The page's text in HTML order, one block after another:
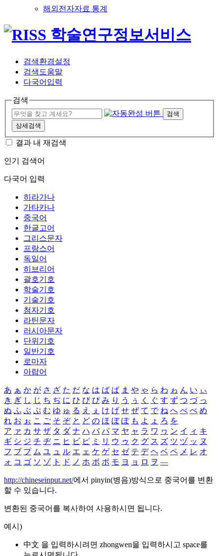
해외전자자료 통계
검색환경설정
검색도움말
다국어입력
검색
검색
상세검색
결과 내 재검색
인기 검색어
다국어 입력
히라가나
가타카나
중국어
한글고어
그리스문자
프랑스어
독일어
히브리어
괄호기호
학술기호
기술기호
첨자기호
라틴문자
러시아문자
단위기호
일반기호
로마자
아랍어
あ ぁ か が さ ざ た だ な は ば ぱ ま や ゃ ら わ ゎ ん い ぃ
き ぎ し じ ち ぢ に ひ び ぴ み り う ぅ く ぐ す ず つ づ っ
ぬ ふ ぶ ぷ む ゆ ゅ る え ぇ け げ せ ぜ て で ね へ べ ぺ め
れ お ぉ こ ご そ ぞ と ど の ほ ぼ ぽ も よ ょ ろ を
ア ァ カ サ ザ タ ダ ナ ハ バ パ マ ヤ ャ ラ ワ ヮ ン イ ィ キ
ギ シ ジ チ ヂ ニ ヒ ビ ピ ミ リ ウ ゥ ク グ ス ズ ツ ヅ ッ ヌ
フ ブ プ ム ユ ュ ル エ ェ ケ ゲ セ ゼ テ デ ヘ ベ ペ メ レ オ
ォ コ ゴ ソ ゾ ト ド ノ ホ ボ ポ モ ヨ ョ ロ ヲ ―
http://chineseinput.net/에서 pinyin(병음)방식으로 중국어를 변환
할 수 있습니다.
변환된 중국어를 복사하여 사용하시면 됩니다.
예시)
中文 을 입력하시려면 zhongwen을 입력하시고 space를